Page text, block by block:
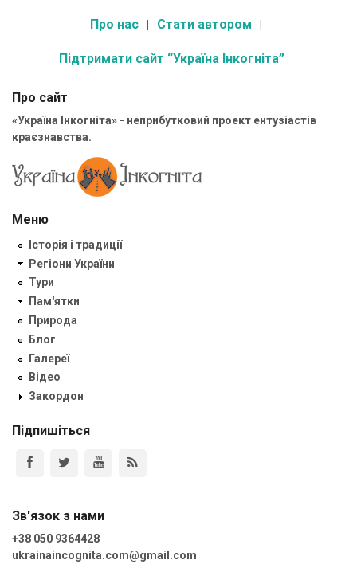
Про нас Стати автором
Підтримати сайт “Україна Інкогніта”
Про сайт
«Україна Інкогніта» - неприбутковий проект ентузіастів
краєзнавства.
Меню
Історія і традиції
Регіони України
Тури
Пам'ятки
Природа
Блог
Галереї
Відео
Закордон
Підпишіться
Зв'язок з нами
+38 050 9364428
ukrainaincognita.com@gmail.com